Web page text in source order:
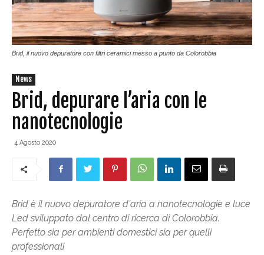
Brid, il nuovo depuratore con filtri ceramici messo a punto da Colorobbia
News
Brid, depurare l’aria con le
nanotecnologie
4 Agosto 2020
Brid è il nuovo depuratore d'aria a nanotecnologie e luce
Led sviluppato dal centro di ricerca di Colorobbia.
Perfetto sia per ambienti domestici sia per quelli
professionali